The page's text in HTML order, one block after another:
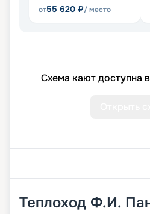
от55 620 ₽/ место
Схема кают доступна
Теплоход Ф.И.